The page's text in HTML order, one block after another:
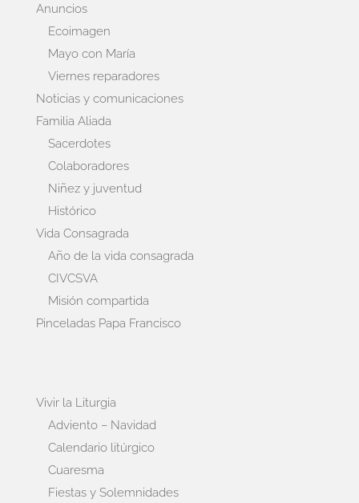
Anuncios
Ecoimagen
Mayo con María
Viernes reparadores
Noticias y comunicaciones
Familia Aliada
Sacerdotes
Colaboradores
Niñez y juventud
Histórico
Vida Consagrada
Año de la vida consagrada
CIVCSVA
Misión compartida
Pinceladas Papa Francisco
Vivir la Liturgia
Adviento – Navidad
Calendario litúrgico
Cuaresma
Fiestas y Solemnidades